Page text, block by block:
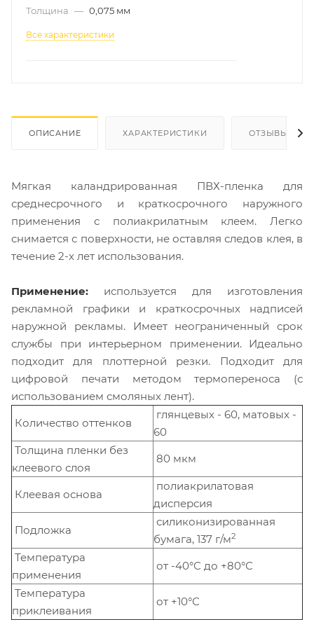
Толщина — 0,075 мм
Все характеристики
ОПИСАНИЕ ХАРАКТЕРИСТИКИ ОТЗЫВЫ
Мягкая каландрированная ПВХ-пленка для
среднесрочного и краткосрочного наружного
применения с полиакрилатным клеем. Легко
снимается с поверхности, не оставляя следов клея, в
течение 2-х лет использования.
Применение: используется для изготовления
рекламной графики и краткосрочных надписей
наружной рекламы. Имеет неограниченный срок
службы при интерьерном применении. Идеально
подходит для плоттерной резки. Подходит для
цифровой печати методом термопереноса (с
использованием смоляных лент).
Количество оттенков
глянцевых - 60, матовых -
60
Толщина пленки без
клеевого слоя
80 мкм
Клеевая основа
полиакрилатовая
дисперсия
Подложка
силиконизированная
бумага, 137 г/м2
Температура
применения
от -40°С до +80°С
Температура
приклеивания
от +10°С